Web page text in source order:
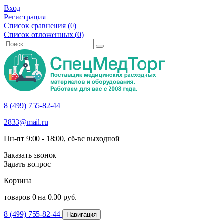
Вход
Регистрация
Список сравнения (0)
Список отложенных (0)
8 (499) 755-82-44
2833@mail.ru
Пн-пт 9:00 - 18:00, сб-вс выходной
Заказать звонок
Задать вопрос
Корзина
товаров 0 на 0.00 руб.
8 (499) 755-82-44 Навигация